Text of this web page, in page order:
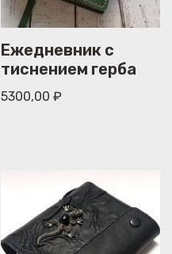
Ежедневник с
тиснением герба
5300,00₽